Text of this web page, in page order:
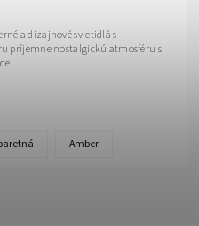
a dizajnové svietidlá s
príjemne nostalgickú atmosféru s
Amber